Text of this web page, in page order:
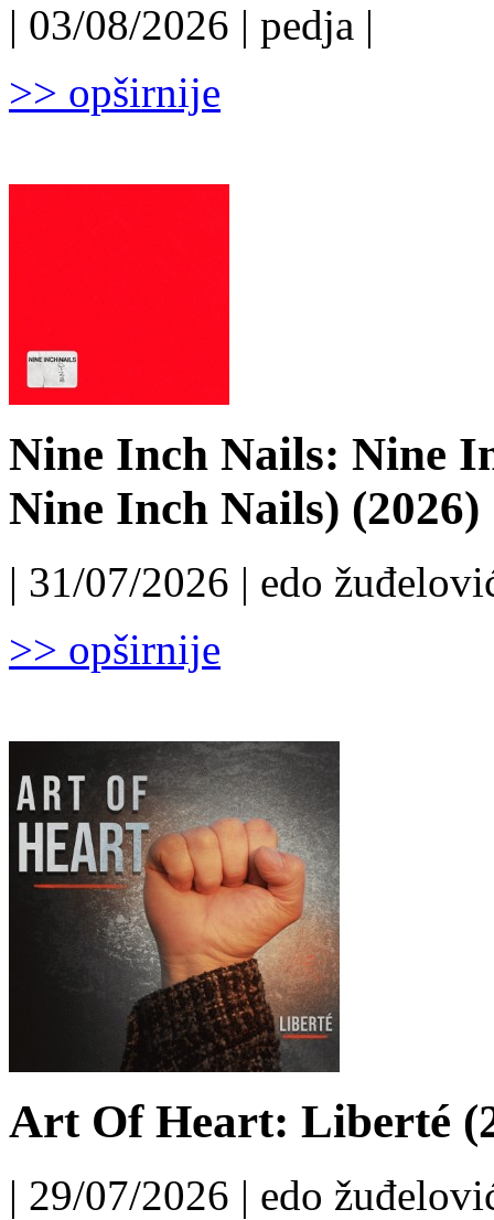
| 03/08/2026 | pedja |
>> opširnije
Nine Inch Nails: Nine
Nine Inch Nails) (2026)
| 31/07/2026 | edo
>> opširnije
Art Of Heart: Liberté
| 29/07/2026 | edo